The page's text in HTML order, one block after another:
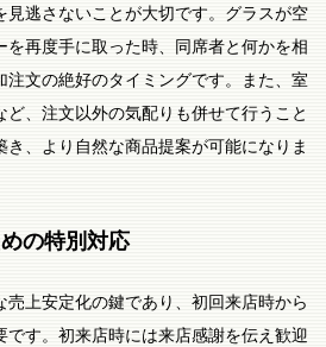
見逃さないことが大切です。グラスが空
を再度手に取った時、同席者と何かを相
注文の絶好のタイミングです。また、室
、注文以外の気配りも併せて行うこと
、より自然な商品提案が可能になりま
の特別対応
売上安定化の鍵であり、初回来店時から
です。初来店時には来店感謝を伝え歓迎